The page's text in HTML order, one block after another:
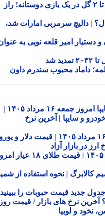
سحرخیزان؛ از ۳ گل در یک فصل تا ۲ گل در یک بازی دوستانه! راز
| دالیچ سرمربی امارات شد،
امیر قلعه نویی به عنوان
داماد محبوب سندرم داون
قیمت خودروهای ایران خودرو سایپا امروز جمعه ۱۶ مرداد ۱۴۰۵ |
و سایپا | آخرین نرخ
قیمت امروز ارز دلار یورو جمعه ۱۶ مرداد ۱۴۰۵ | قیمت دلار و یورو
بازار آزاد
قیمت امروز طلا جمعه ۱۶ مرداد ۱۴۰۵ | قیمت طلای ۱۸ عیار امروز
| نحوه استفاده از شمیم
قیمت حبوبات را ببینید /
نرخ های بازار / قیمت روز
و لوبیا